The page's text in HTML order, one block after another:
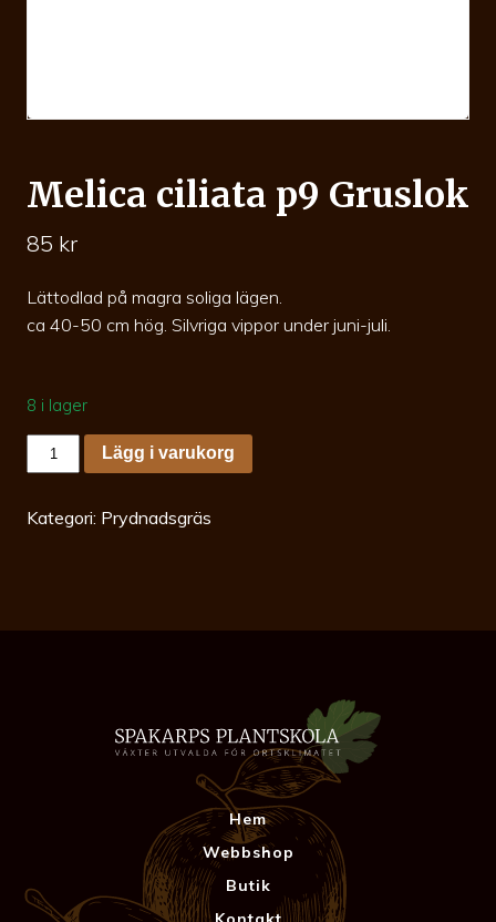
Melica ciliata p9 Gruslok
85 kr
Lättodlad på magra soliga lägen.
ca 40-50 cm hög. Silvriga vippor under juni-juli.
8 i lager
Melica
ciliata
p9
mängd
Lägg i varukorg
Kategori: Prydnadsgräs
Hem
Webbshop
Butik